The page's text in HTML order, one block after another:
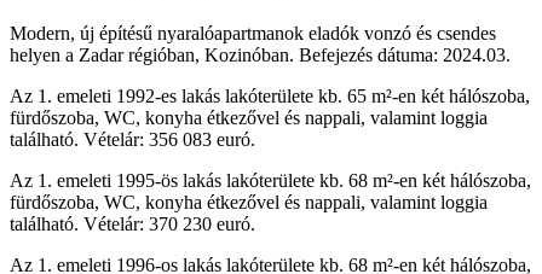
Modern, új építésű nyaralóapartmanok eladók vonzó és csendes
helyen a Zadar régióban, Kozinóban. Befejezés dátuma: 2024.03.
Az 1. emeleti 1992-es lakás lakóterülete kb. 65 m²-en két hálószoba,
fürdőszoba, WC, konyha étkezővel és nappali, valamint loggia
található. Vételár: 356 083 euró.
Az 1. emeleti 1995-ös lakás lakóterülete kb. 68 m²-en két hálószoba,
fürdőszoba, WC, konyha étkezővel és nappali, valamint loggia
található. Vételár: 370 230 euró.
Az 1. emeleti 1996-os lakás lakóterülete kb. 68 m²-en két hálószoba,